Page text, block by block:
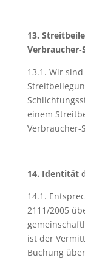
13.
13.1. Wir
einem
Verbraucher-
14. Identität
14.1.
2111/2005
ist der
Buchung